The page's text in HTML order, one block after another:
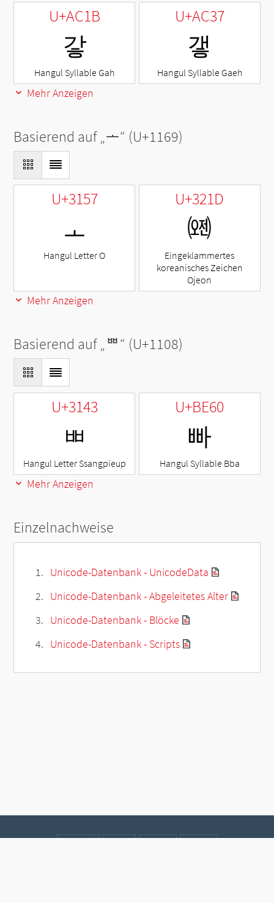
U+AC1B
갛
Hangul Syllable Gah
U+AC37
갷
Hangul Syllable Gaeh
Mehr Anzeigen
Basierend auf „ᅩ“ (U+1169)
U+3157
ㅗ
Hangul Letter O
U+321D
㈝
Eingeklammertes
koreanisches Zeichen
Ojeon
Mehr Anzeigen
Basierend auf „ᄈ“ (U+1108)
U+3143
ㅃ
Hangul Letter Ssangpieup
U+BE60
빠
Hangul Syllable Bba
Mehr Anzeigen
Einzelnachweise
Unicode-Datenbank - UnicodeData
Unicode-Datenbank - Abgeleitetes Alter
Unicode-Datenbank - Blöcke
Unicode-Datenbank - Scripts